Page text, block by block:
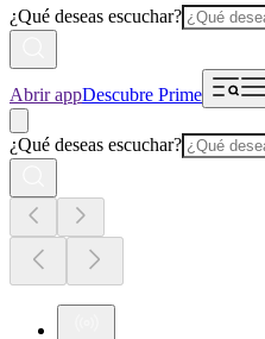
¿Qué deseas escuchar?
Abrir appDescubre Prime
¿Qué deseas escuchar?